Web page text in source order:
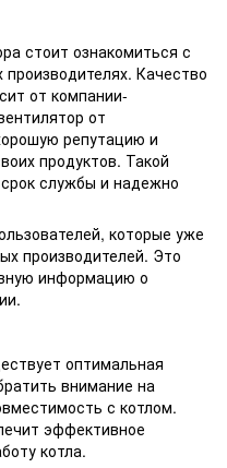
стоит ознакомиться с
Качество
от компании-
от
репутацию и
продуктов. Такой
службы и надежно
которые уже
производителей. Это
информацию о
оптимальная
внимание на
с котлом.
эффективное
котла.